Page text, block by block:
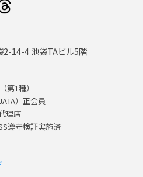
2-14-4 池袋TAビル5階
第1種）
）正会員
理店
遵守検証実施済